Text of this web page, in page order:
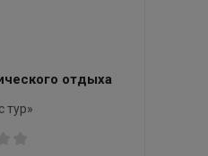
отдыха
тур»